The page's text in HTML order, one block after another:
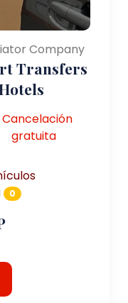
Company
Transfers
gratuita
0